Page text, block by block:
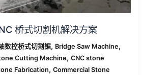
桥式切割机解决方案
数控桥式切割锯, Bridge Saw Machine,
Cutting Machine,CNC stone
Fabrication,Commercial Stone